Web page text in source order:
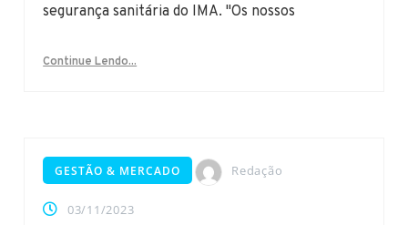
segurança sanitária do IMA. "Os nossos
Continue Lendo...
GESTÃO & MERCADO Redação
03/11/2023